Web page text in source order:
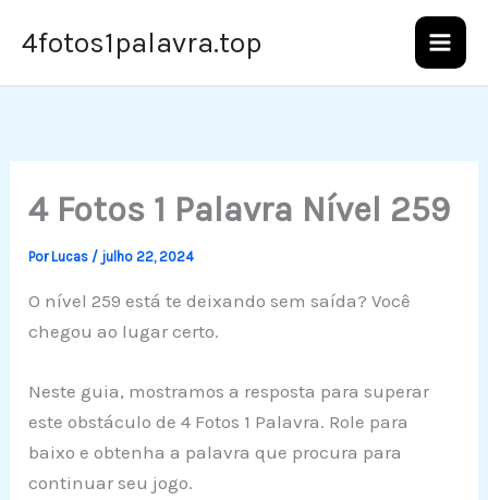
para4fotos1palavra.top
4 Fotos 1 Palavra Nível 259
PorLucas / julho 22, 2024
O nível 259 está te deixando sem saída? Você
chegou ao lugar certo.
Neste guia, mostramos a resposta para superar
este obstáculo de 4 Fotos 1 Palavra. Role para
baixo e obtenha a palavra que procura para
continuar seu jogo.